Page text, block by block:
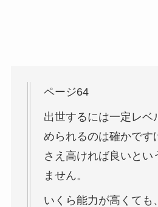
ページ64
出世するには一定レベ
められるのは確かです
さえ高ければ良いとい
ません。
いくら能力が高くても